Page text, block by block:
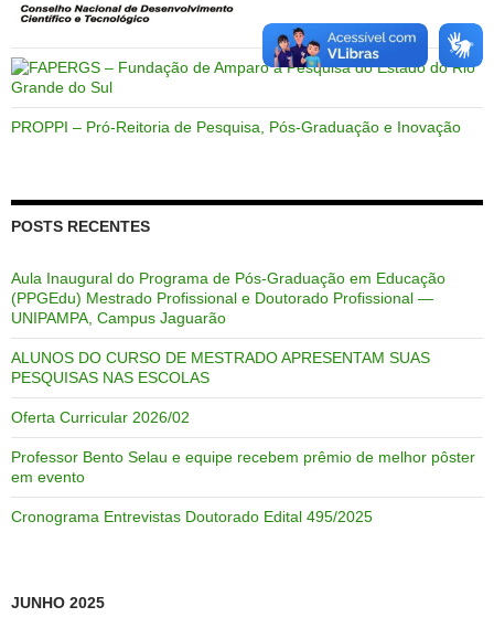
PROPPI – Pró-Reitoria de Pesquisa, Pós-Graduação e Inovação
POSTS RECENTES
Aula Inaugural do Programa de Pós-Graduação em Educação
(PPGEdu) Mestrado Profissional e Doutorado Profissional —
UNIPAMPA, Campus Jaguarão
ALUNOS DO CURSO DE MESTRADO APRESENTAM SUAS
PESQUISAS NAS ESCOLAS
Oferta Curricular 2026/02
Professor Bento Selau e equipe recebem prêmio de melhor pôster
em evento
Cronograma Entrevistas Doutorado Edital 495/2025
JUNHO 2025